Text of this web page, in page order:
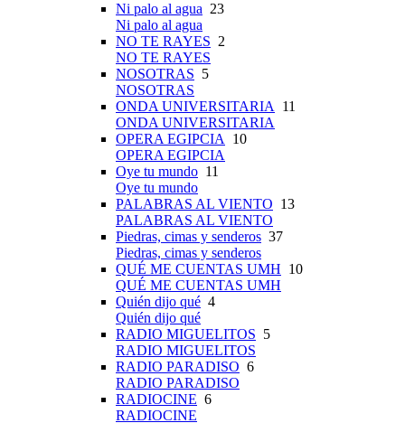
Ni palo al agua 23
Ni palo al agua
NO TE RAYES 2
NO TE RAYES
NOSOTRAS 5
NOSOTRAS
ONDA UNIVERSITARIA 11
ONDA UNIVERSITARIA
OPERA EGIPCIA 10
OPERA EGIPCIA
Oye tu mundo 11
Oye tu mundo
PALABRAS AL VIENTO 13
PALABRAS AL VIENTO
Piedras, cimas y senderos 37
Piedras, cimas y senderos
QUÉ ME CUENTAS UMH 10
QUÉ ME CUENTAS UMH
Quién dijo qué 4
Quién dijo qué
RADIO MIGUELITOS 5
RADIO MIGUELITOS
RADIO PARADISO 6
RADIO PARADISO
RADIOCINE 6
RADIOCINE